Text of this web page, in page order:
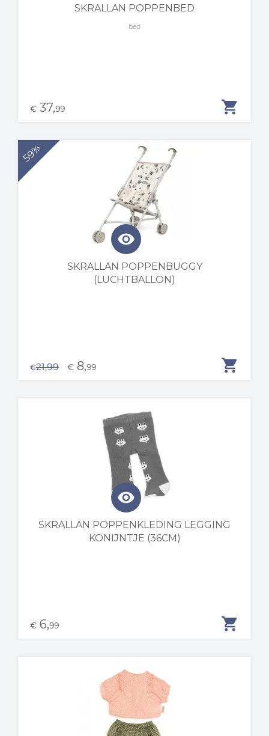
shopping_cart
SKRALLAN POPPENBED
bed
€ 37,99
59%
visibility
shopping_cart
SKRALLAN POPPENBUGGY
(LUCHTBALLON)
€21,99 € 8,99
visibility
shopping_cart
SKRALLAN POPPENKLEDING LEGGING
KONIJNTJE (36CM)
€ 6,99